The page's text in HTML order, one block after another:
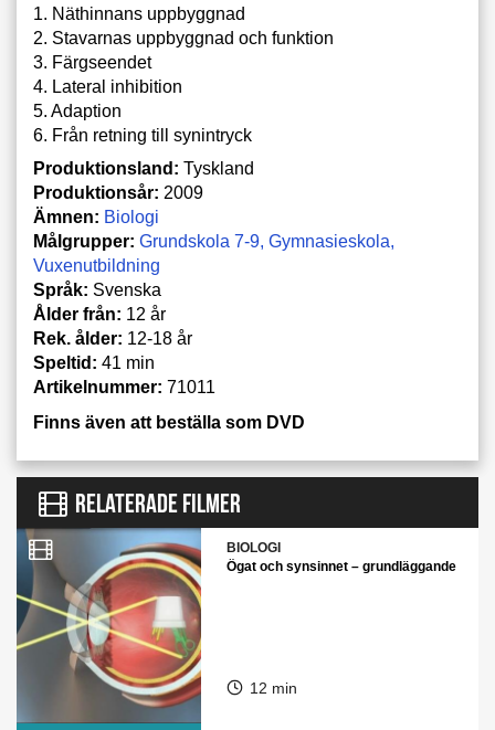
1. Näthinnans uppbyggnad
2. Stavarnas uppbyggnad och funktion
3. Färgseendet
4. Lateral inhibition
5. Adaption
6. Från retning till synintryck
Produktionsland: Tyskland
Produktionsår: 2009
Ämnen: Biologi
Målgrupper: Grundskola 7-9 Gymnasieskola
Vuxenutbildning
Språk: Svenska
Ålder från: 12 år
Rek. ålder: 12-18 år
Speltid: 41 min
Artikelnummer: 71011
Finns även att beställa som DVD
RELATERADE FILMER
BIOLOGI
Ögat och synsinnet – grundläggande
12 min